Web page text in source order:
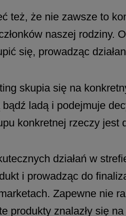
też, że nie zawsze to
naszej rodziny.
się, prowadząc
skupia się na
bądź ladą i podejmuje
konkretnej rzeczy jest
działań w
i prowadząc do
Zapewne nie
produkty znalazły się